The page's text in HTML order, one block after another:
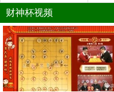
财神杯视频